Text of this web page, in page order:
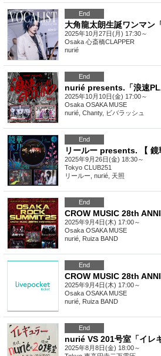
End
大角龍太朗生誕ワンマン
2025年10月27日(月) 17:30～
Osaka 心斎橋CLAPPER
nurié
End
nurié presents.「浪速
2025年10月10日(金) 17:00～
Osaka OSAKA MUSE
nurié, Chanty, ビバラッシュ
End
リールー presents. 【 鏡
2025年9月26日(金) 18:30～
Tokyo CLUB251
リールー, nurié, 天照
End
2025年9月4日(木) 17:00～
Osaka OSAKA MUSE
nurié, Ruiza BAND
End
2025年9月4日(木) 17:00～
Osaka OSAKA MUSE
nurié, Ruiza BAND
End
nurié VS 201号室「イレ
2025年8月8日(金) 18:00～